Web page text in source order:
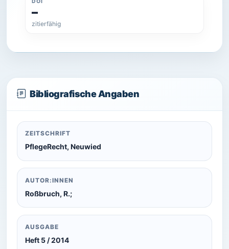
–
zitierfähig
Bibliografische Angaben
ZEITSCHRIFT
PflegeRecht, Neuwied
AUTOR:INNEN
Roßbruch, R.;
AUSGABE
Heft 5 / 2014